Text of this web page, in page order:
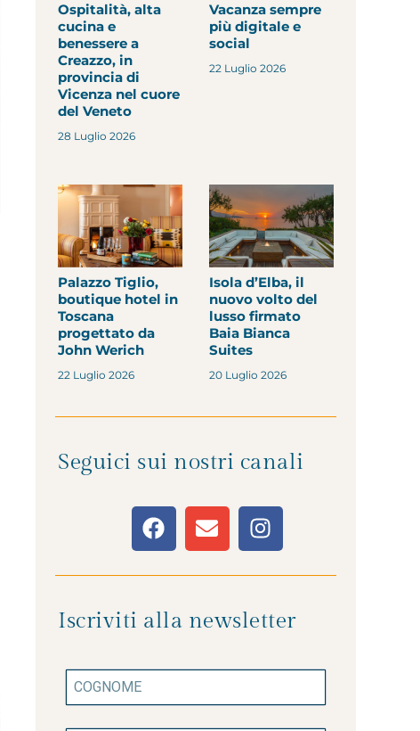
Ospitalità, alta
cucina e
benessere a
Creazzo, in
provincia di
Vicenza nel cuore
del Veneto
28 Luglio 2026
Vacanza sempre
più digitale e
social
22 Luglio 2026
Palazzo Tiglio,
boutique hotel in
Toscana
progettato da
John Werich
22 Luglio 2026
Isola d’Elba, il
nuovo volto del
lusso firmato
Baia Bianca
Suites
20 Luglio 2026
Seguici sui nostri canali
Iscriviti alla newsletter